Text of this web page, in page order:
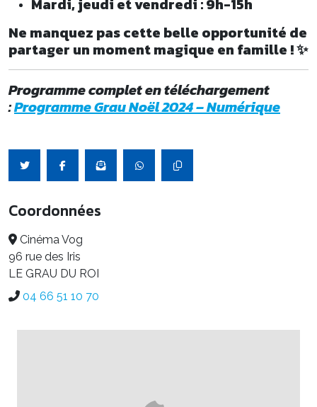
Mardi, jeudi et vendredi : 9h-15h
Ne manquez pas cette belle opportunité de
partager un moment magique en famille ! ✨
Programme complet en téléchargement
:Programme Grau Noël 2024 – Numérique
Coordonnées
Cinéma Vog
96 rue des Iris
LE GRAU DU ROI
04 66 51 10 70